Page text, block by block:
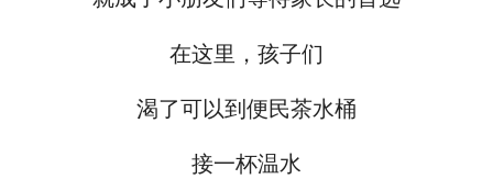
在这里，孩子们
渴了可以到便民茶水桶
接一杯温水